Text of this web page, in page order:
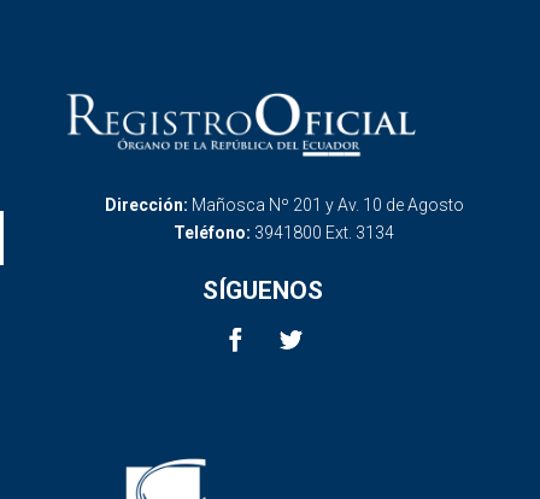
Dirección: Mañosca Nº 201 y Av. 10 de Agosto
Teléfono: 3941800 Ext. 3134
SÍGUENOS